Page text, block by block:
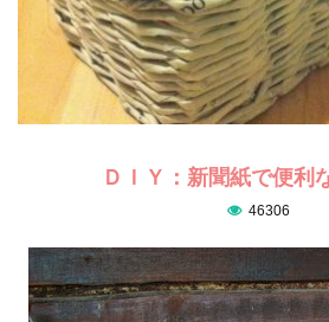
ＤＩＹ：新聞紙で便利
46306